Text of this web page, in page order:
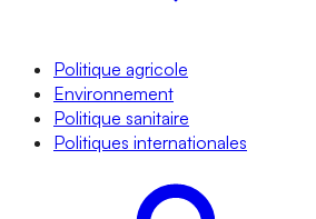
Politique agricole
Environnement
Politique sanitaire
Politiques internationales